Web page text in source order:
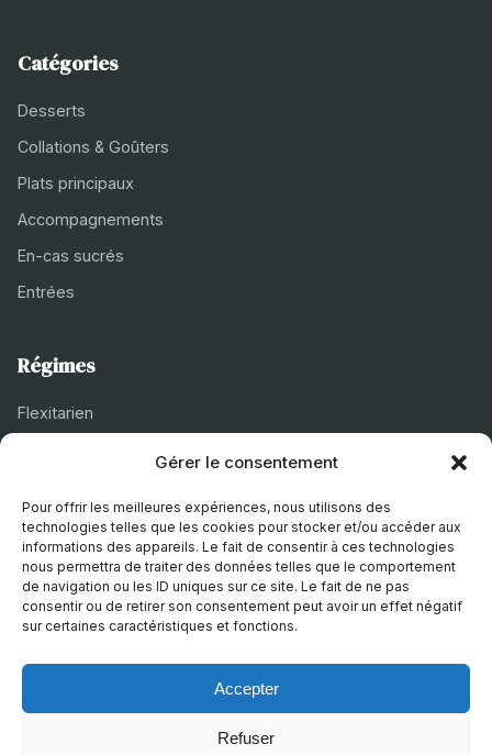
Gérer le consentement
Pour offrir les meilleures expériences, nous utilisons des
technologies telles que les cookies pour stocker et/ou accéder aux
informations des appareils. Le fait de consentir à ces technologies
nous permettra de traiter des données telles que le comportement
de navigation ou les ID uniques sur ce site. Le fait de ne pas
consentir ou de retirer son consentement peut avoir un effet négatif
sur certaines caractéristiques et fonctions.
Accepter
Refuser
Catégories
Desserts
Collations & Goûters
Plats principaux
Accompagnements
En-cas sucrés
Entrées
Régimes
Flexitarien
Végétarien
À propos
Mentions légales
Politique de confidentialité